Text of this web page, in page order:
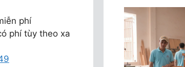
phí
phí tùy theo xa